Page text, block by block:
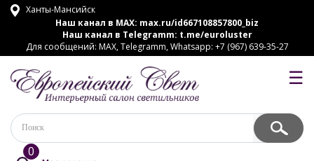
Ханты-Мансийск
Наш канал в MAX: max.ru/id667108857800_biz
Наш канал в Telegramm: t.me/euroluster
Для сообщений: MAX, Telegramm, Whatsapp: +7 (967) 639-35-27
☰
0